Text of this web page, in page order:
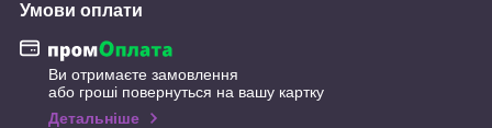
Умови оплати
Ви отримаєте замовлення
або гроші повернуться на вашу картку
Детальніше